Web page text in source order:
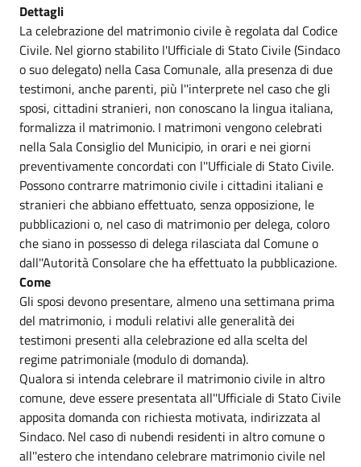
Dettagli
La celebrazione del matrimonio civile è regolata dal Codice
Civile. Nel giorno stabilito l'Ufficiale di Stato Civile (Sindaco
o suo delegato) nella Casa Comunale, alla presenza di due
testimoni, anche parenti, più l''interprete nel caso che gli
sposi, cittadini stranieri, non conoscano la lingua italiana,
formalizza il matrimonio. I matrimoni vengono celebrati
nella Sala Consiglio del Municipio, in orari e nei giorni
preventivamente concordati con l''Ufficiale di Stato Civile.
Possono contrarre matrimonio civile i cittadini italiani e
stranieri che abbiano effettuato, senza opposizione, le
pubblicazioni o, nel caso di matrimonio per delega, coloro
che siano in possesso di delega rilasciata dal Comune o
dall''Autorità Consolare che ha effettuato la pubblicazione.
Come
Gli sposi devono presentare, almeno una settimana prima
del matrimonio, i moduli relativi alle generalità dei
testimoni presenti alla celebrazione ed alla scelta del
regime patrimoniale (modulo di domanda).
Qualora si intenda celebrare il matrimonio civile in altro
comune, deve essere presentata all''Ufficiale di Stato Civile
apposita domanda con richiesta motivata, indirizzata al
Sindaco. Nel caso di nubendi residenti in altro comune o
all''estero che intendano celebrare matrimonio civile nel